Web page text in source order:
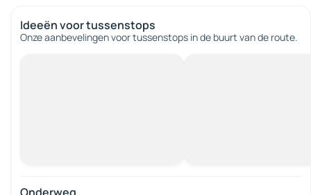
Ideeën voor tussenstops
Onze aanbevelingen voor tussenstops in de buurt van de route.